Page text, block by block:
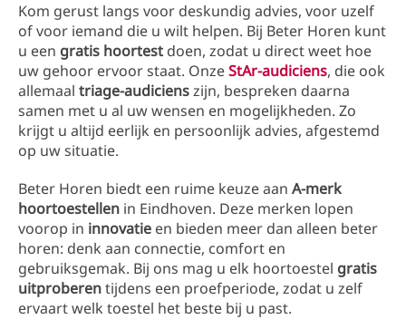
Kom gerust langs voor deskundig advies, voor uzelf
of voor iemand die u wilt helpen. Bij Beter Horen kunt
u een gratis hoortest doen, zodat u direct weet hoe
uw gehoor ervoor staat. OnzeStAr-audiciens, die ook
allemaal triage-audicienszijn, bespreken daarna
samen met u al uw wensen en mogelijkheden. Zo
krijgt u altijd eerlijk en persoonlijk advies, afgestemd
op uw situatie.
Beter Horen biedt een ruime keuze aan A-merk
hoortoestellen in Eindhoven. Deze merken lopen
voorop in innovatie en bieden meer dan alleen beter
horen: denk aan connectie, comfort en
gebruiksgemak. Bij ons mag u elk hoortoestel gratis
uitproberentijdens een proefperiode, zodat u zelf
ervaart welk toestel het beste bij u past.